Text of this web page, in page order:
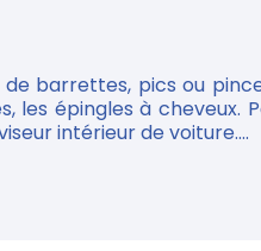
barrettes, pics ou
les épingles à
intérieur de voiture....